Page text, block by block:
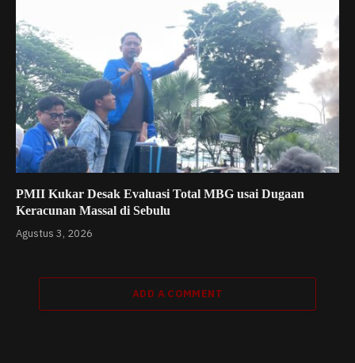
PMII Kukar Desak Evaluasi Total MBG usai Dugaan
Keracunan Massal di Sebulu
Agustus 3, 2026
ADD A COMMENT